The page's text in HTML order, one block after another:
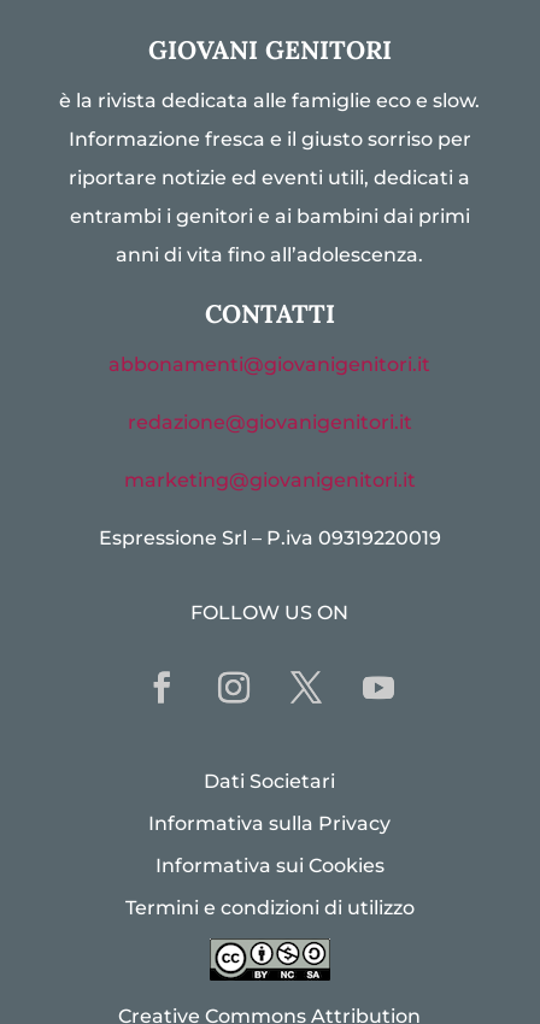
GIOVANI GENITORI
è la rivista dedicata alle famiglie eco e slow.
Informazione fresca e il giusto sorriso per
riportare notizie ed eventi utili, dedicati a
entrambi i genitori e ai bambini dai primi
anni di vita fino all’adolescenza.
CONTATTI
abbonamenti@giovanigenitori.it
redazione@giovanigenitori.it
marketing@giovanigenitori.it
Espressione Srl – P.iva 09319220019
FOLLOW US ON
Dati Societari
Informativa sulla Privacy
Informativa sui Cookies
Termini e condizioni di utilizzo
Creative Commons Attribution